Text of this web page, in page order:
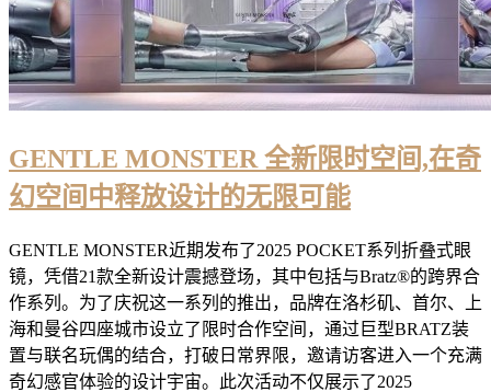
GENTLE MONSTER 全新限时空间,在奇
幻空间中释放设计的无限可能
GENTLE MONSTER近期发布了2025 POCKET系列折叠式眼
镜，凭借21款全新设计震撼登场，其中包括与Bratz®的跨界合
作系列。为了庆祝这一系列的推出，品牌在洛杉矶、首尔、上
海和曼谷四座城市设立了限时合作空间，通过巨型BRATZ装
置与联名玩偶的结合，打破日常界限，邀请访客进入一个充满
奇幻感官体验的设计宇宙。此次活动不仅展示了2025